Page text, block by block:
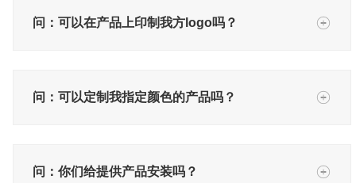
问：可以在产品上印制我方logo吗？
问：可以定制我指定颜色的产品吗？
问：你们给提供产品安装吗？